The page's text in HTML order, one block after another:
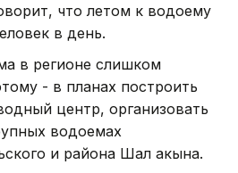
что летом к водоему
в день.
в регионе слишком
- в планах построить
центр, организовать
водоемах
и района Шал акына.